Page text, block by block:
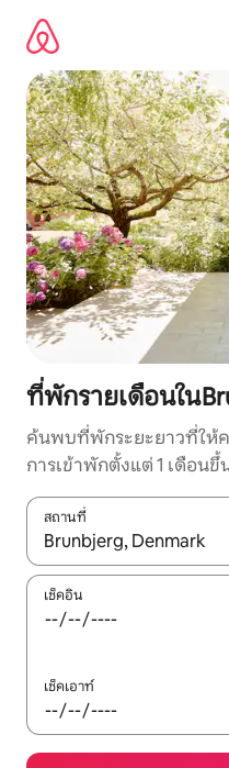
เนื้อหา
ที่พักรายเดือนใน
ค้นพบที่พักระยะยาวที่ให้
การเข้าพักตั้งแต่ 1 เดือนขึ้
สถานที่
ใช้ลูกศรขึ้นลง หรือใช้การสั
เช็คอิน
เช็คเอาท์